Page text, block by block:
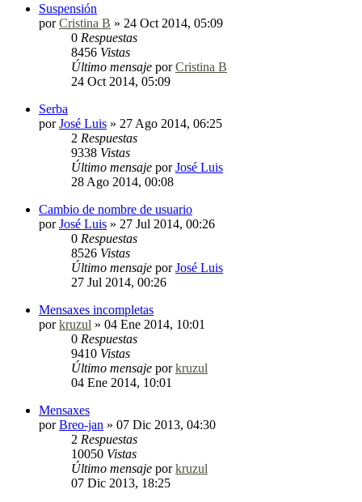
Suspensión
porCristina B » 24 Oct 2014, 05:09
0 Respuestas
8456 Vistas
Último mensaje porCristina B
24 Oct 2014, 05:09
Serba
porJosé Luis » 27 Ago 2014, 06:25
2 Respuestas
9338 Vistas
Último mensaje porJosé Luis
28 Ago 2014, 00:08
Cambio de nombre de usuario
porJosé Luis » 27 Jul 2014, 00:26
0 Respuestas
8526 Vistas
Último mensaje porJosé Luis
27 Jul 2014, 00:26
Mensaxes incompletas
porkruzul » 04 Ene 2014, 10:01
0 Respuestas
9410 Vistas
Último mensaje porkruzul
04 Ene 2014, 10:01
Mensaxes
porBreo-jan » 07 Dic 2013, 04:30
2 Respuestas
10050 Vistas
Último mensaje porkruzul
07 Dic 2013, 18:25